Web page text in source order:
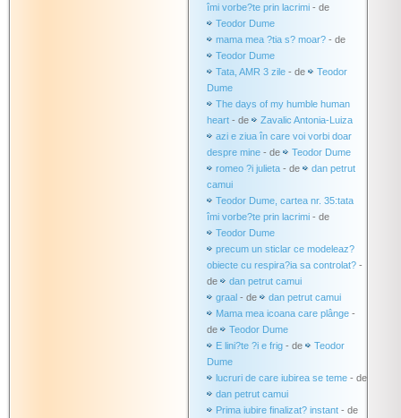
îmi vorbe?te prin lacrimi - de
Teodor Dume
mama mea ?tia s? moar? - de
Teodor Dume
Tata, AMR 3 zile - de
Teodor
Dume
The days of my humble human
heart - de
Zavalic Antonia-Luiza
azi e ziua în care voi vorbi doar
despre mine - de
Teodor Dume
romeo ?i julieta - de
dan petrut
camui
Teodor Dume, cartea nr. 35:tata
îmi vorbe?te prin lacrimi - de
Teodor Dume
precum un sticlar ce modeleaz?
obiecte cu respira?ia sa controlat? -
de
dan petrut camui
graal - de
dan petrut camui
Mama mea icoana care plânge -
de
Teodor Dume
E lini?te ?i e frig - de
Teodor
Dume
lucruri de care iubirea se teme - de
dan petrut camui
Prima iubire finalizat? instant - de